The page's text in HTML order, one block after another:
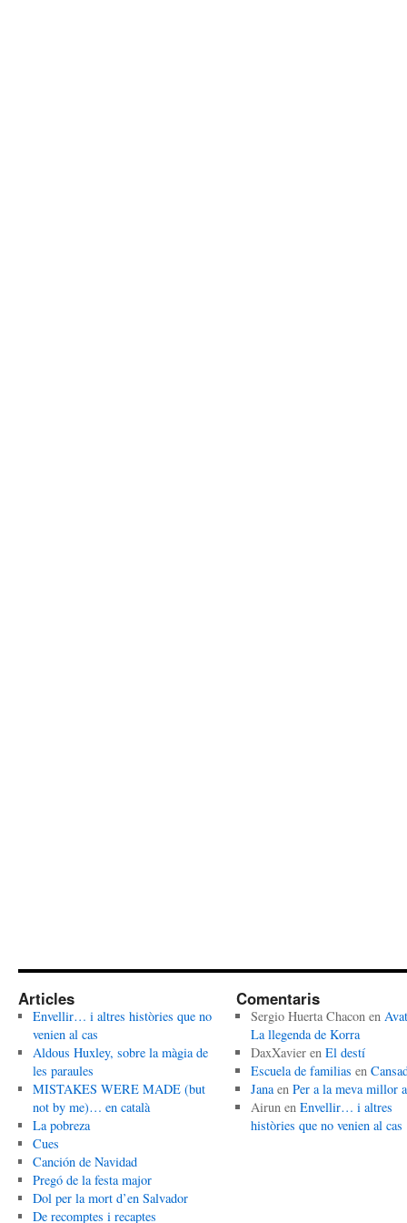
Articles
Envellir… i altres històries que no
venien al cas
Aldous Huxley, sobre la màgia de
les paraules
MISTAKES WERE MADE (but
not by me)… en català
La pobreza
Cues
Canción de Navidad
Pregó de la festa major
Dol per la mort d’en Salvador
De recomptes i recaptes
Comentaris
Sergio Huerta Chaconen
La llegenda de Korra
DaxXavieren El destí
Escuela de familias en
Janaen Per a la meva millor
Airunen Envellir… i altres
històries que no venien al cas